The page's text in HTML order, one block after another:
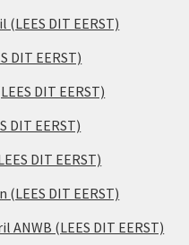
DIT EERST)
DIT EERST)
DIT EERST)
DIT EERST)
DIT EERST)
DIT EERST)
(LEES DIT EERST)